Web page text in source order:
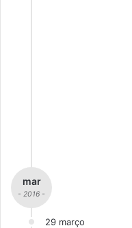
mar
- 2016 -
29 março